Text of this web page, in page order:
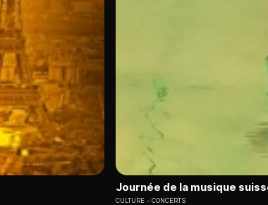
Journée de la musique
CULTURE CONCERTS